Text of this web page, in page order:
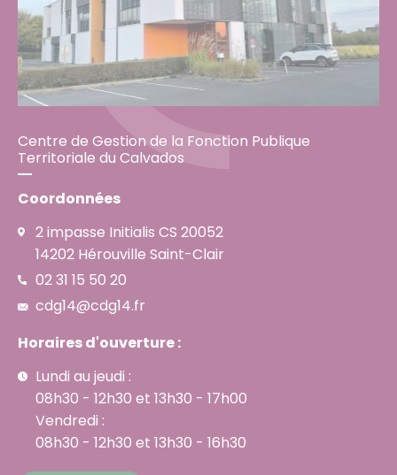
Centre de Gestion de la Fonction Publique
Territoriale du Calvados
Coordonnées
2 impasse Initialis CS 20052
14202 Hérouville Saint-Clair
02 31 15 50 20
cdg14@cdg14.fr
Horaires d'ouverture :
Lundi au jeudi :
08h30 - 12h30 et 13h30 - 17h00
Vendredi :
08h30 - 12h30 et 13h30 - 16h30